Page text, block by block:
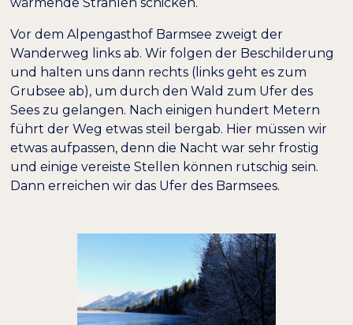
Vor dem Alpengasthof Barmsee zweigt der
Wanderweg links ab. Wir folgen der Beschilderung
und halten uns dann rechts (links geht es zum
Grubsee ab), um durch den Wald zum Ufer des
Sees zu gelangen. Nach einigen hundert Metern
führt der Weg etwas steil bergab. Hier müssen wir
etwas aufpassen, denn die Nacht war sehr frostig
und einige vereiste Stellen können rutschig sein.
Dann erreichen wir das Ufer des Barmsees.